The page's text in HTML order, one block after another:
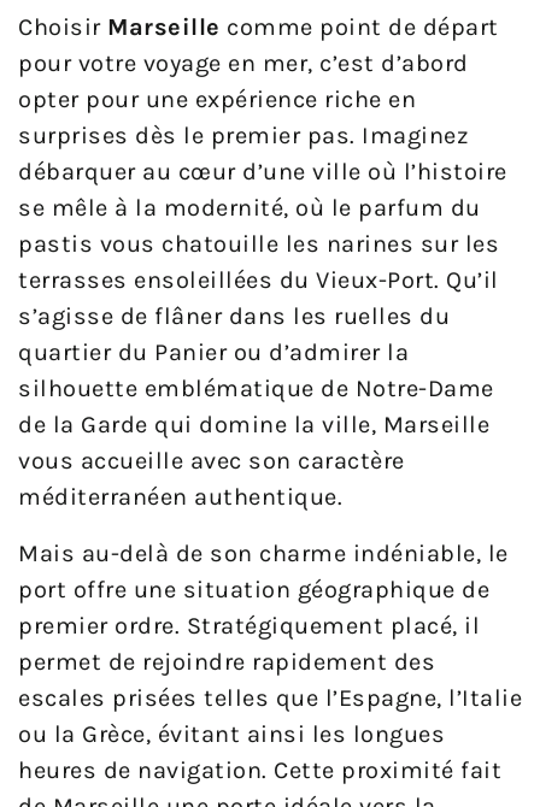
Choisir Marseille comme point de départ
pour votre voyage en mer, c’est d’abord
opter pour une expérience riche en
surprises dès le premier pas. Imaginez
débarquer au cœur d’une ville où l’histoire
se mêle à la modernité, où le parfum du
pastis vous chatouille les narines sur les
terrasses ensoleillées du Vieux-Port. Qu’il
s’agisse de flâner dans les ruelles du
quartier du Panier ou d’admirer la
silhouette emblématique de Notre-Dame
de la Garde qui domine la ville, Marseille
vous accueille avec son caractère
méditerranéen authentique.
Mais au-delà de son charme indéniable, le
port offre une situation géographique de
premier ordre. Stratégiquement placé, il
permet de rejoindre rapidement des
escales prisées telles que l’Espagne, l’Italie
ou la Grèce, évitant ainsi les longues
heures de navigation. Cette proximité fait